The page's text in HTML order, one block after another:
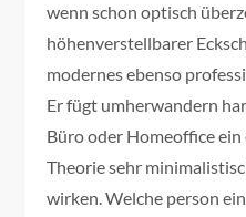
wenn schon optisch
höhenverstellbarer
modernes ebenso
Er fügt umherwandern
Büro oder Homeoffice
Theorie sehr
wirken. Welche person